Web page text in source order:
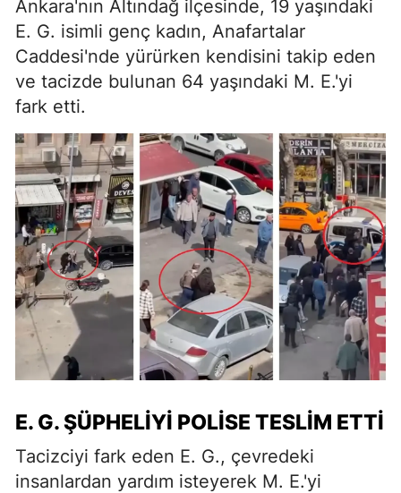
Ankara'nın Altındağ ilçesinde, 19 yaşındaki
E. G. isimli genç kadın, Anafartalar
Caddesi'nde yürürken kendisini takip eden
ve tacizde bulunan 64 yaşındaki M. E.'yi
fark etti.
E. G. ŞÜPHELIYI POLISE TESLIM ETTI
Tacizciyi fark eden E. G., çevredeki
insanlardan yardım isteyerek M. E.'yi